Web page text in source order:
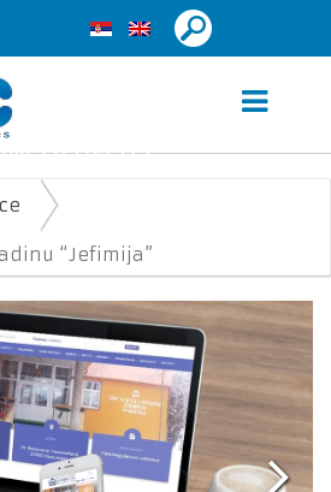
ZA DECU I
“JEFIMIJA”
“Jefimija”